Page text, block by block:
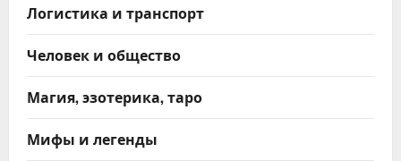
Логистика и транспорт
Человек и общество
Магия, эзотерика, таро
Мифы и легенды